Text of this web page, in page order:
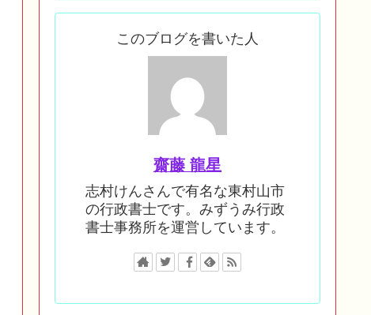
このブログを書いた人
齋藤 龍星
志村けんさんで有名な東村山市
の行政書士です。みずうみ行政
書士事務所を運営しています。